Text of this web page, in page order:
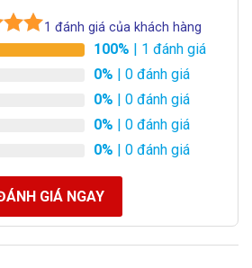
1 đánh giá của khách hàng
100% | 1 đánh giá
0% | 0 đánh giá
0% | 0 đánh giá
0% | 0 đánh giá
0% | 0 đánh giá
GIÁ NGAY